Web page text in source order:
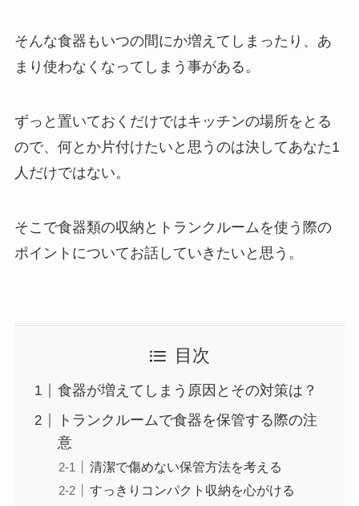
そんな食器もいつの間にか増えてしまったり、あ
まり使わなくなってしまう事がある。
ずっと置いておくだけではキッチンの場所をとる
ので、何とか片付けたいと思うのは決してあなた1
人だけではない。
そこで食器類の収納とトランクルームを使う際の
ポイントについてお話していきたいと思う。
目次
食器が増えてしまう原因とその対策は？
トランクルームで食器を保管する際の注
意
清潔で傷めない保管方法を考える
すっきりコンパクト収納を心がける